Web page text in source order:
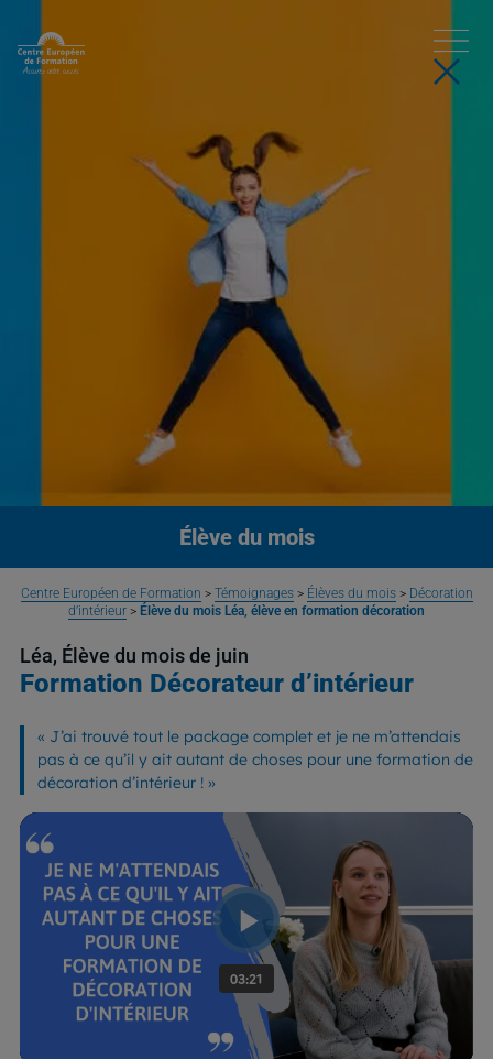
Élève du mois
Centre Européen de Formation > Témoignages> Élèves du mois> Décoration
d’intérieur > Élève du mois Léa, élève en formation décoration
Léa, Élève du mois de juin
Formation Décorateur d’intérieur
« J’ai trouvé tout le package complet et je ne m’attendais
pas à ce qu’il y ait autant de choses pour une formation de
décoration d’intérieur ! »